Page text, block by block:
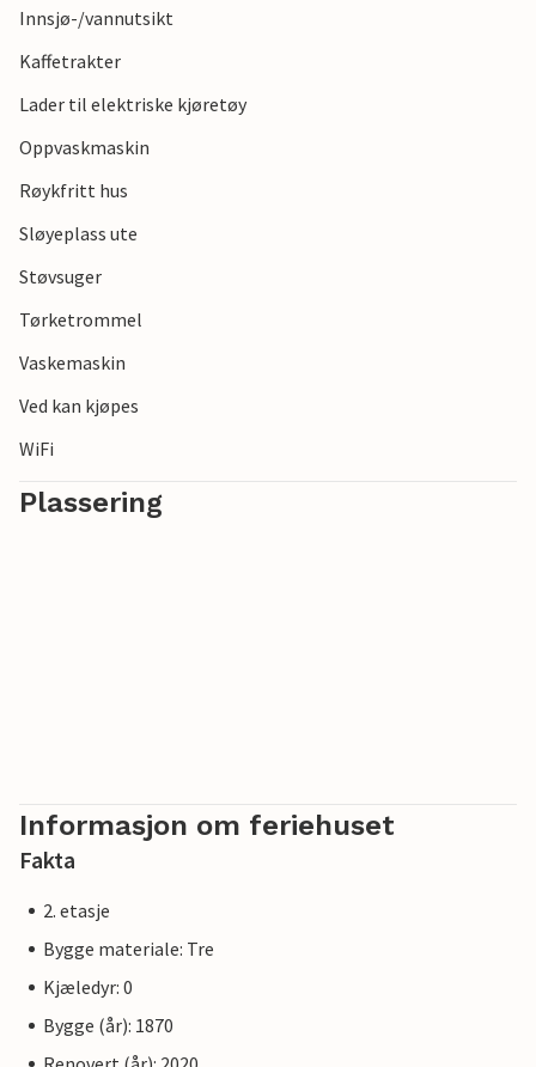
Tips! For en større gruppe kan du også bestille leiligheten i
hver for seg eller sammen.
Innsjø-/vannutsikt
Kaffetrakter
Lader til elektriske kjøretøy
Oppvaskmaskin
Røykfritt hus
Sløyeplass ute
Støvsuger
Tørketrommel
Vaskemaskin
Ved kan kjøpes
WiFi
Plassering
Informasjon om feriehuset
Fakta
2. etasje
Bygge materiale: Tre
Kjæledyr: 0
Bygge (år): 1870